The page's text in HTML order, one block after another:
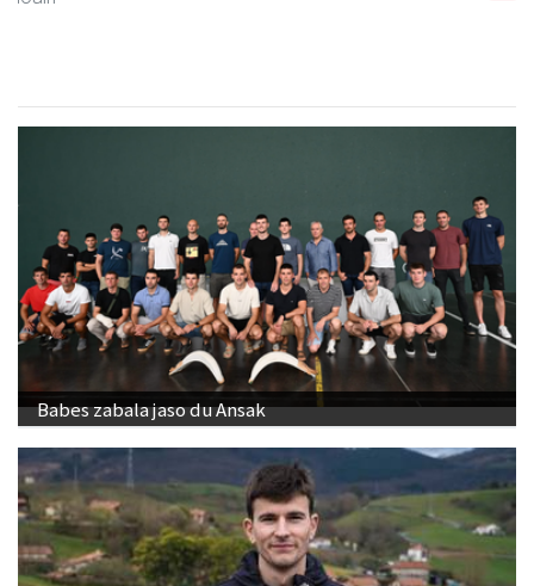
Babes zabala jaso du Ansak